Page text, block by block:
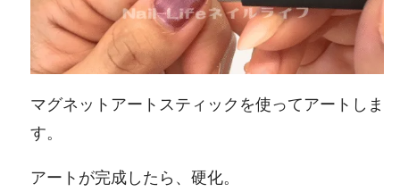
マグネットアートスティックを使ってアートしま
す。
アートが完成したら、硬化。